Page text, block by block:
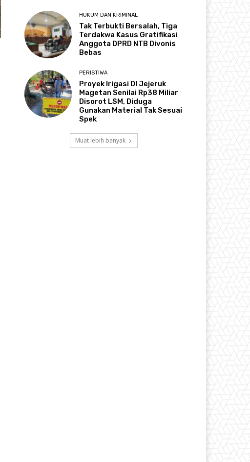
HUKUM DAN KRIMINAL
Tak Terbukti Bersalah, Tiga
Terdakwa Kasus Gratifikasi
Anggota DPRD NTB Divonis
Bebas
PERISTIWA
Proyek Irigasi DI Jejeruk
Magetan Senilai Rp38 Miliar
Disorot LSM, Diduga
Gunakan Material Tak Sesuai
Spek
Muat lebih banyak